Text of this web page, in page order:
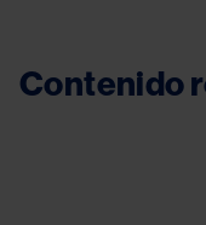
Contenido